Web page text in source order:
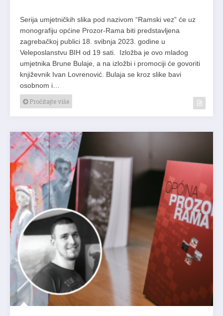
Serija umjetničkih slika pod nazivom “Ramski vez” će uz
monografiju općine Prozor-Rama biti predstavljena
zagrebačkoj publici 18. svibnja 2023. godine u
Veleposlanstvu BIH od 19 sati. Izložba je ovo mladog
umjetnika Brune Bulaje, a na izložbi i promociji će govoriti
književnik Ivan Lovrenović. Bulaja se kroz slike bavi
osobnom i…
Pročitajte više